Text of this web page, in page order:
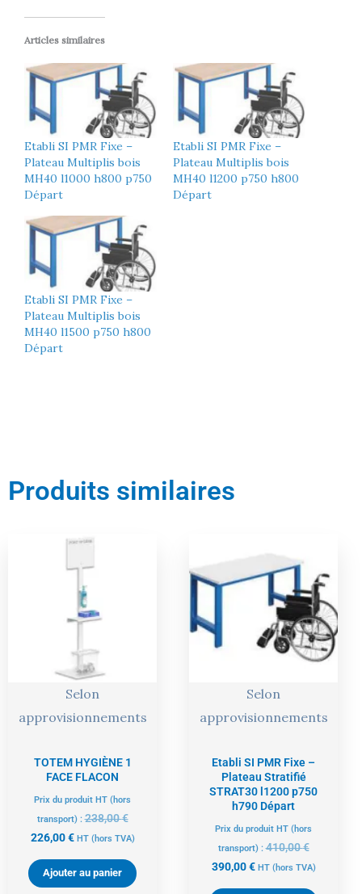
Articles similaires
Etabli SI PMR Fixe –
Plateau Multiplis bois
MH40 l1000 h800 p750
Départ
Etabli SI PMR Fixe –
Plateau Multiplis bois
MH40 l1200 p750 h800
Départ
Etabli SI PMR Fixe –
Plateau Multiplis bois
MH40 l1500 p750 h800
Départ
Produits similaires
Selon
approvisionnements
TOTEM HYGIÈNE 1
FACE FLACON
Prix du produit HT (hors
transport) :238,00€
226,00€
Le
est :
226,00 €.
HT (hors TVA)
Ajouter au panier
Selon
approvisionnements
Etabli SI PMR Fixe –
Plateau Stratifié
STRAT30 l1200 p750
h790 Départ
Prix du produit HT (hors
transport) :410,00€
initial
était :
410,00 €.
390,00€
actuel
est :
390,00 €.
HT (hors TVA)